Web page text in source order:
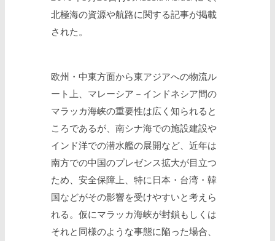
北極海の資源や航路に関する記事が掲載
された。
欧州・中東方面から東アジアへの物流ル
ート上、マレーシア－インドネシア間の
マラッカ海峡の重要性は広く知られると
ころであるが、南シナ海での施設建設や
インド洋での潜水艦の展開など、近年は
南方での中国のプレゼンス拡大が目立つ
ため、安全保障上、特に日本・台湾・韓
国などがその影響を受けやすいと考えら
れる。仮にマラッカ海峡が封鎖もしくは
それと同様のような事態に陥った場合、